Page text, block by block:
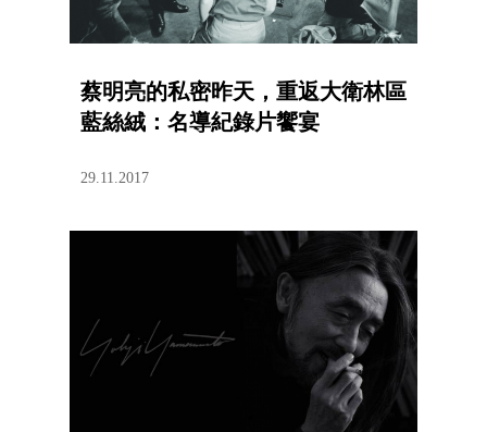
蔡明亮的私密昨天，重返大衛林區
藍絲絨：名導紀錄片饗宴
29.11.2017